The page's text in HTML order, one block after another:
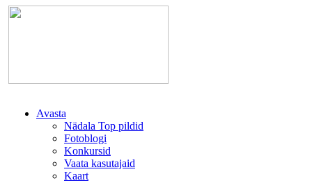
Avasta
Nädala Top pildid
Fotoblogi
Konkursid
Vaata kasutajaid
Kaart